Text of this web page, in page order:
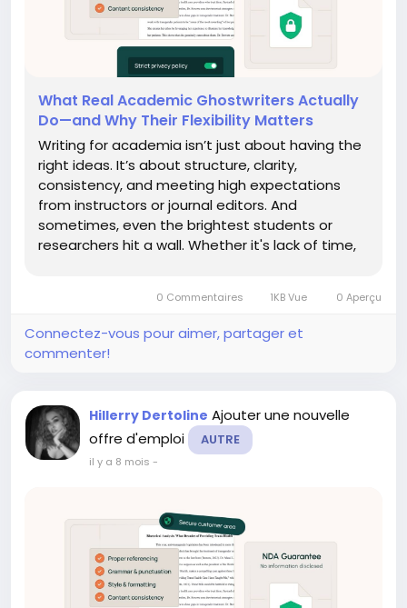
What Real Academic Ghostwriters Actually
Do—and Why Their Flexibility Matters
Writing for academia isn’t just about having the
right ideas. It’s about structure, clarity,
consistency, and meeting high expectations
from instructors or journal editors. And
sometimes, even the brightest students or
researchers hit a wall. Whether it's lack of time,
0 Commentaires 1KB Vue 0 Aperçu
Connectez-vous pour aimer, partager et
commenter!
Hillerry Dertoline Ajouter une nouvelle
offre d'emploi
AUTRE
il y a 8 mois -